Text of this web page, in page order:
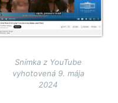
Snímka z YouTube
vyhotovená 9. mája
2024